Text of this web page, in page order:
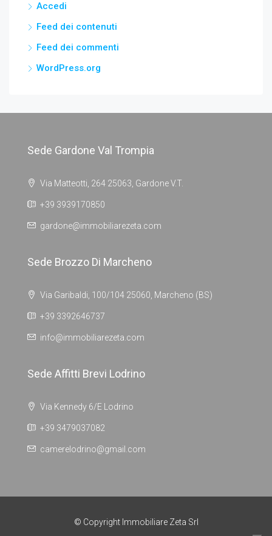
Accedi
Feed dei contenuti
Feed dei commenti
WordPress.org
Sede Gardone Val Trompia
Via Matteotti, 264 25063, Gardone V.T.
+39 3939170850
gardone@immobiliarezeta.com
Sede Brozzo Di Marcheno
Via Garibaldi, 100/104 25060, Marcheno (BS)
+39 3392646737
info@immobiliarezeta.com
Sede Affitti Brevi Lodrino
Via Kennedy 6/E Lodrino
+39 3479037082
camerelodrino@gmail.com
© Copyright Immobiliare Zeta Srl